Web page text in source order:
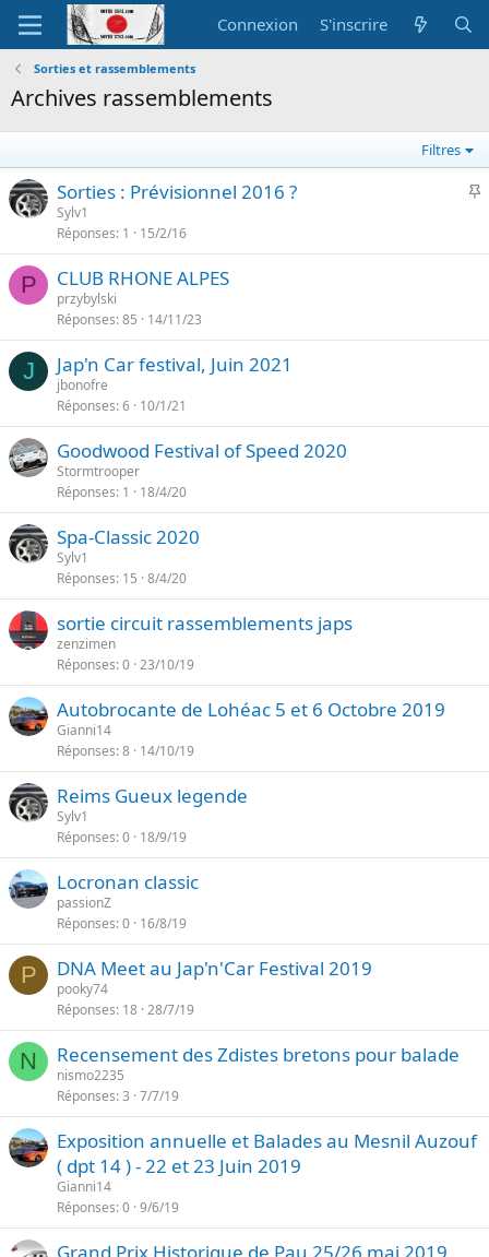
Connexion S'inscrire
Sorties et rassemblements
Archives rassemblements
Filtres
I
o
Sorties : Prévisionnel 2016 ?
Sylv1
Réponses 1 15/2/16
P CLUB RHONE ALPES
przybylski
Réponses 85 14/11/23
J Jap'n Car festival, Juin 2021
jbonofre
Réponses 6 10/1/21
Goodwood Festival of Speed 2020
Stormtrooper
Réponses 1 18/4/20
Spa-Classic 2020
Sylv1
Réponses 15 8/4/20
sortie circuit rassemblements japs
zenzimen
Réponses 0 23/10/19
Autobrocante de Lohéac 5 et 6 Octobre 2019
Gianni14
Réponses 8 14/10/19
Reims Gueux legende
Sylv1
Réponses 0 18/9/19
Locronan classic
passionZ
Réponses 0 16/8/19
P DNA Meet au Jap'n'Car Festival 2019
pooky74
Réponses 18 28/7/19
N Recensement des Zdistes bretons pour balade
nismo2235
Réponses 3 7/7/19
Exposition annuelle et Balades au Mesnil Auzouf
( dpt 14 ) - 22 et 23 Juin 2019
Gianni14
Réponses 0 9/6/19